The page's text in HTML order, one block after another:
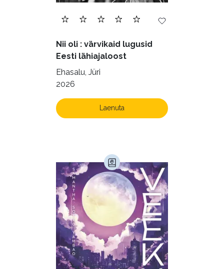
Nii oli : värvikaid lugusid
Eesti lähiajaloost
Ehasalu, Jüri
2026
Laenuta